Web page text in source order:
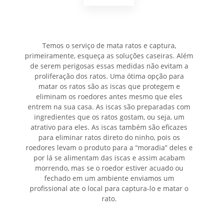
Temos o serviço de mata ratos e captura,
primeiramente, esqueça as soluções caseiras. Além
de serem perigosas essas medidas não evitam a
proliferação dos ratos. Uma ótima opção para
matar os ratos são as iscas que protegem e
eliminam os roedores antes mesmo que eles
entrem na sua casa. As iscas são preparadas com
ingredientes que os ratos gostam, ou seja, um
atrativo para eles. As iscas também são eficazes
para eliminar ratos direto do ninho, pois os
roedores levam o produto para a “moradia” deles e
por lá se alimentam das iscas e assim acabam
morrendo, mas se o roedor estiver acuado ou
fechado em um ambiente enviamos um
profissional ate o local para captura-lo e matar o
rato.